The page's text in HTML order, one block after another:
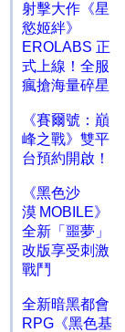
射擊大作《星
慾姬絆》
EROLABS 正
式上線！全服
瘋搶海量碎星
《賽爾號：巔
峰之戰》雙平
台預約開啟！
《黑色沙
漠 MOBILE》
全新「噩夢」
改版享受刺激
戰鬥
全新暗黑都會
RPG《黑色基